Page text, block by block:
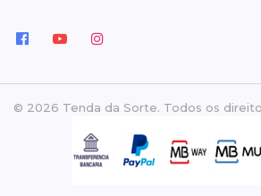
© 2026 Tenda da Sorte. Todos os